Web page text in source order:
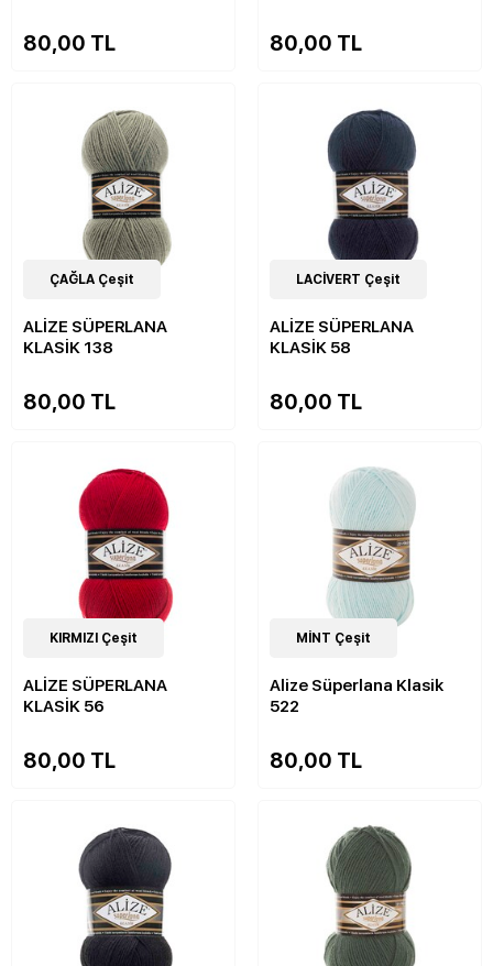
80,00 TL 80,00 TL
51Çeşit
ÇAĞLA Çeşit
ALİZE SÜPERLANA
KLASİK 138
80,00 TL
51Çeşit
LACİVERT Çeşit
ALİZE SÜPERLANA
KLASİK 58
80,00 TL
51 Çeşit
KIRMIZI Çeşit
ALİZE SÜPERLANA
KLASİK 56
80,00 TL
51 Çeşit
MİNT Çeşit
Alize Süperlana Klasik
522
80,00 TL